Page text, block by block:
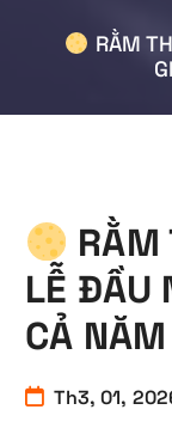
RẰM
RẰM
LỄ ĐẦU
CẢ NĂM
Th3, 01,